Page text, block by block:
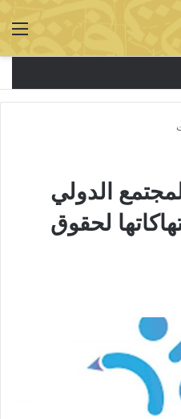
الدولي
لحقوق